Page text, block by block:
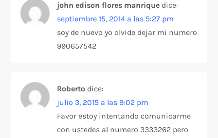
john edison flores manrique dice:
septiembre 15, 2014 a las 5:27 pm
soy de nuevo yo olvide dejar mi numero
990657542
Roberto dice:
julio 3, 2015 a las 9:02 pm
Favor estoy intentando comunicarme
con ustedes al numero 3333262 pero